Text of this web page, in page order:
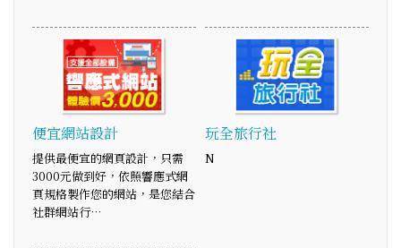
便宜網站設計
提供最便宜的網頁設計，只需
3000元做到好，依照響應式網
頁規格製作您的網站，是您結合
社群網站行…
玩全旅行社
N